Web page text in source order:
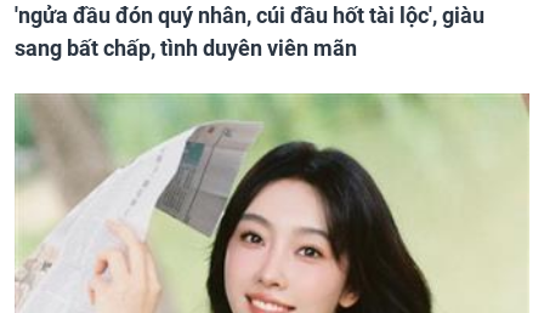
'ngửa đầu đón quý nhân, cúi đầu hốt tài lộc', giàu
sang bất chấp, tình duyên viên mãn